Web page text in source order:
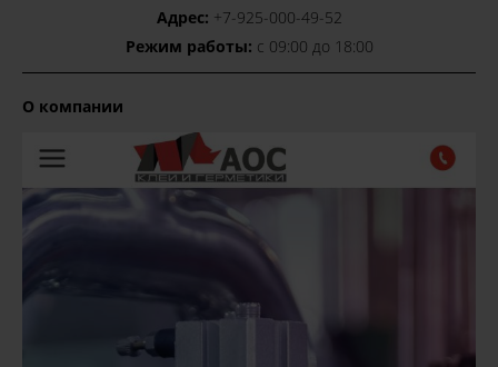
Адрес: +7‒925‒000‒49‒52
Режим работы: c 09:00 до 18:00
О компании